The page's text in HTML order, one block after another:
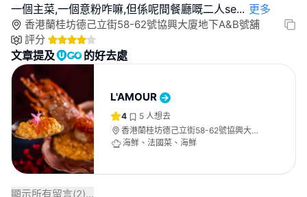
一個主菜,一個意粉咋嘛,但係呢間餐廳嘅二人se... 更多
香港蘭桂坊德己立街58-62號協興大廈地下A&B號舖
評分
文章提及 的好去處
L'AMOUR
4 5 人想去
香港蘭桂坊德己立街58-62號協興大廈
地下A&B號舖
海鮮、法國菜、海鮮
顯示所有留言(2)...